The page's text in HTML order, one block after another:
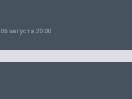
06 августа 20:00